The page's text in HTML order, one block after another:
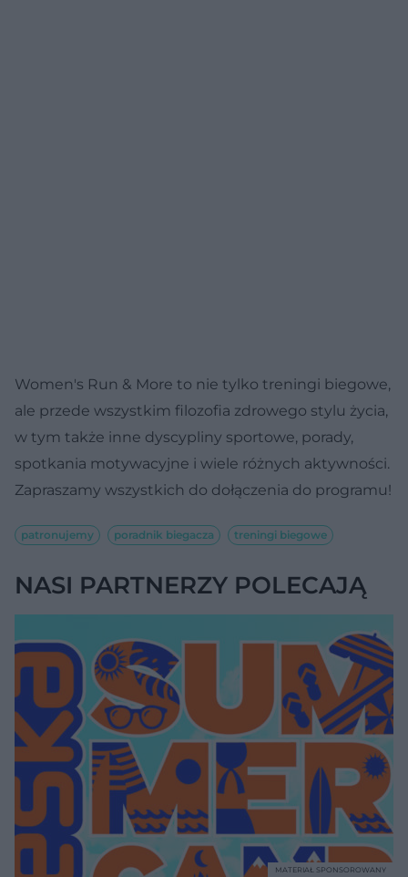
Women's Run & More to nie tylko treningi biegowe,
ale przede wszystkim filozofia zdrowego stylu życia,
w tym także inne dyscypliny sportowe, porady,
spotkania motywacyjne i wiele różnych aktywności.
Zapraszamy wszystkich do dołączenia do programu!
patronujemy poradnik biegacza treningi biegowe
NASI PARTNERZY POLECAJĄ
MATERIAŁ SPONSOROWANY